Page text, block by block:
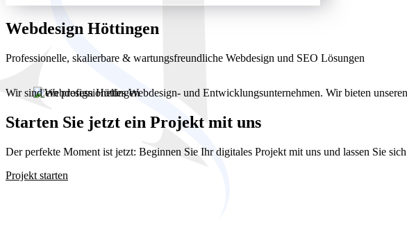
Webdesign Höttingen
Professionelle, skalierbare & wartungsfreundliche Webdesign und SEO Lösungen
Wir sind ein professionelles Webdesign- und Entwicklungsunternehmen. Wir bieten
Starten Sie jetzt ein Projekt mit uns
Der perfekte Moment ist jetzt: Beginnen Sie Ihr digitales Projekt mit uns und lassen Sie
Projekt starten
Webdesign Höttingen: